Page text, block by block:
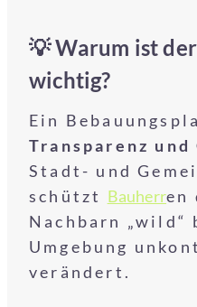
💡 Warum ist
wichtig?
Ein
Transparenz und
Stadt- und
schützt Bauherren
Nachbarn „wild“
Umgebung
verändert.